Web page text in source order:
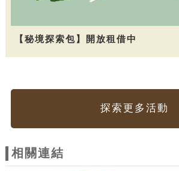
【秘境探索包】開放租借中
探索更多活動
相關連結